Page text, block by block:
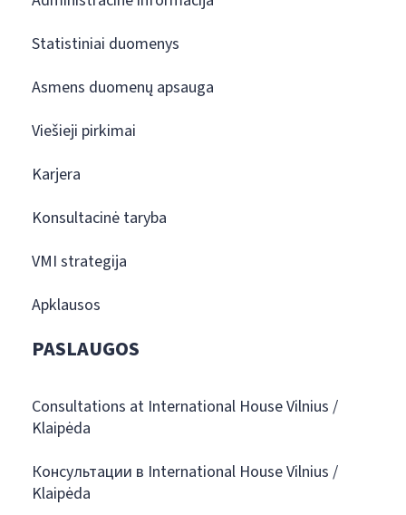
Statistiniai duomenys
Asmens duomenų apsauga
Viešieji pirkimai
Karjera
Konsultacinė taryba
VMI strategija
Apklausos
PASLAUGOS
Consultations at International House Vilnius /
Klaipėda
Консультации в International House Vilnius /
Klaipėda